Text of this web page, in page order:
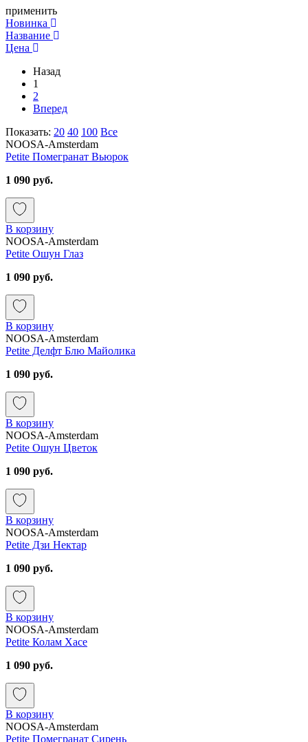
применить
Новинка
Название
Цена
Назад
1
2
Вперед
Показать: 20 40 100 Все
NOOSA-Amsterdam
Petite Помегранат Вьюрок
1 090 руб.
В корзину
NOOSA-Amsterdam
Petite Ошун Глаз
1 090 руб.
В корзину
NOOSA-Amsterdam
Petite Делфт Блю Майолика
1 090 руб.
В корзину
NOOSA-Amsterdam
Petite Ошун Цветок
1 090 руб.
В корзину
NOOSA-Amsterdam
Petite Дзи Нектар
1 090 руб.
В корзину
NOOSA-Amsterdam
Petite Колам Хасе
1 090 руб.
В корзину
NOOSA-Amsterdam
Petite Помегранат Сирень